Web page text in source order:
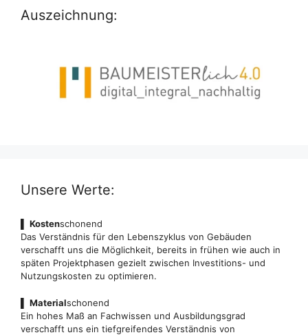
Auszeichnung:
Unsere Werte:
Kostenschonend
Das Verständnis für den Lebenszyklus von Gebäuden
verschafft uns die Möglichkeit, bereits in frühen wie auch in
späten Projektphasen gezielt zwischen Investitions- und
Nutzungskosten zu optimieren.
Materialschonend
Ein hohes Maß an Fachwissen und Ausbildungsgrad
verschafft uns ein tiefgreifendes Verständnis von